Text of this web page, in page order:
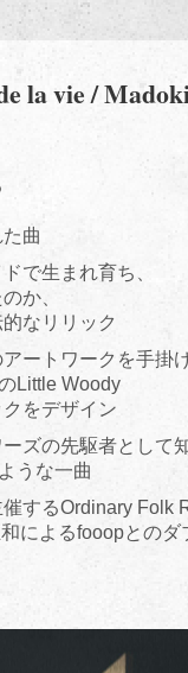
la vie /
曲
で生まれ育ち、
か、
なリリック
ートワークを手掛
Little Woody
をデザイン
ズの先駆者として
うな一曲
するOrdinary Folk
によるfooopとのダ